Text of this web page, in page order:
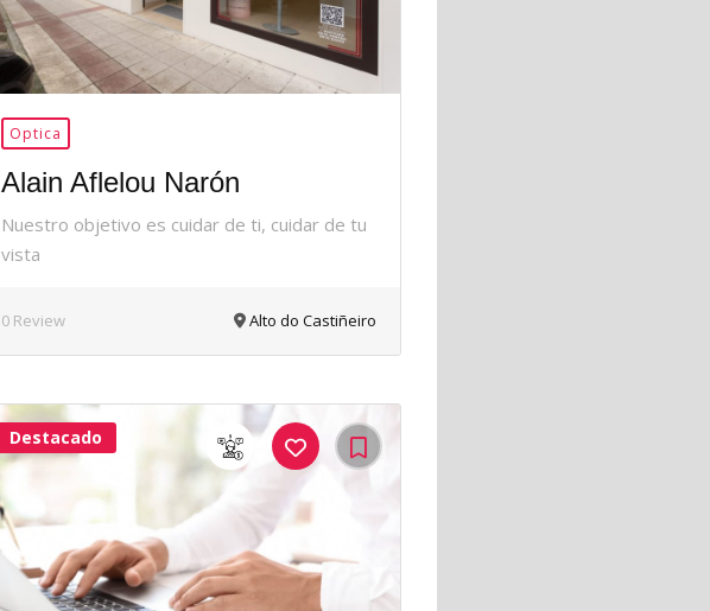
Optica
Alain Aflelou Narón
Nuestro objetivo es cuidar de ti, cuidar de tu
vista
0 Review Alto do Castiñeiro
34Me
Gusta
Destacado